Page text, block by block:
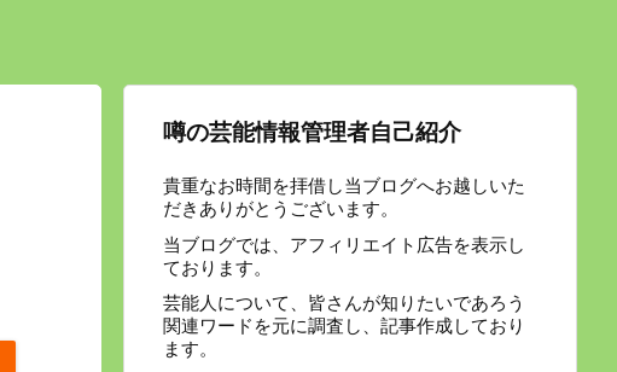
噂の芸能情報管理者自己紹介
貴重なお時間を拝借し当ブログへお越しいた
だきありがとうございます。
当ブログでは、アフィリエイト広告を表示し
ております。
芸能人について、皆さんが知りたいであろう
関連ワードを元に調査し、記事作成しており
ます。